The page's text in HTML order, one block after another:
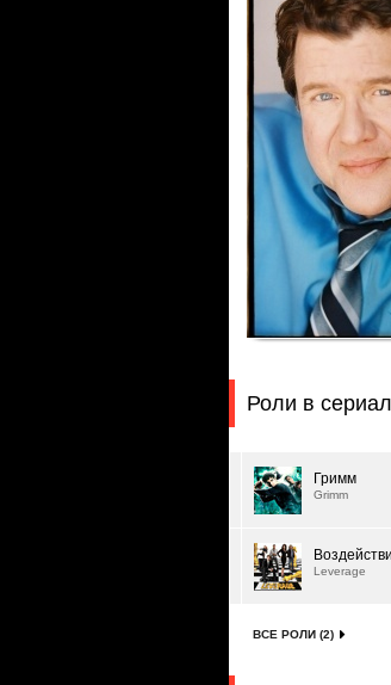
Роли в
Гримм
Grimm
Leverage
ВСЕ РОЛИ (2)